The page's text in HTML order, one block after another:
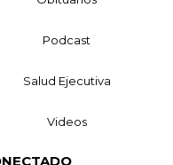
Podcast
Salud Ejecutiva
Videos